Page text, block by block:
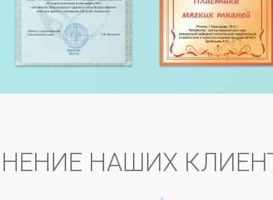
НАШИХ